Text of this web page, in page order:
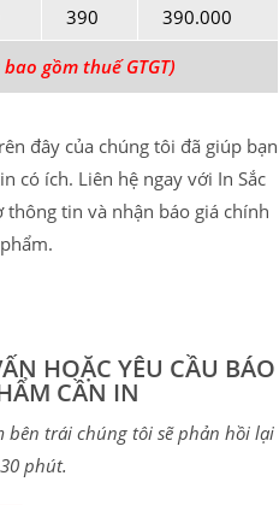
390 390.000
gồm thuế GTGT)
đây của chúng tôi đã giúp bạn
có ích. Liên hệ ngay với In Sắc
tin và nhận báo giá chính
HOẶC YÊU CẦU BÁO
CẦN IN
trái chúng tôi sẽ phản hồi lại
phút.